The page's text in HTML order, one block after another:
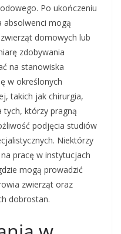
Po ukończeniu
absolwenci mogą
domowych lub
zdobywania
na stanowiska
w określonych
takich jak chirurgia,
tych, którzy pragną
podjęcia studiów
Niektórzy
pracę w instytucjach
mogą prowadzić
zwierząt oraz
dobrostan.